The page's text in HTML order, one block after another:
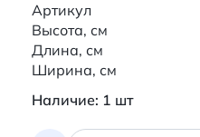
Артикул
Высота, см
Длина, см
Ширина, см
Наличие: 1 шт